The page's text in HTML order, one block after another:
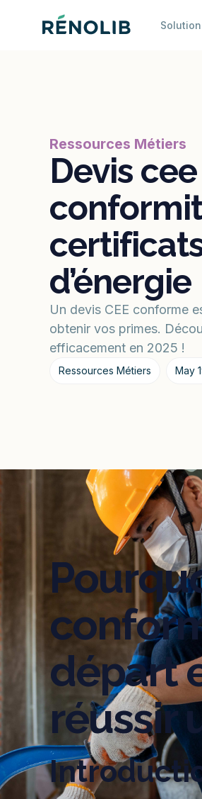
Solution
Ressources Métiers
Devis
d’énergie
Un devis CEE conforme
obtenir vos primes.
efficacement en 2025 !
Ressources Métiers May
départ
réussir